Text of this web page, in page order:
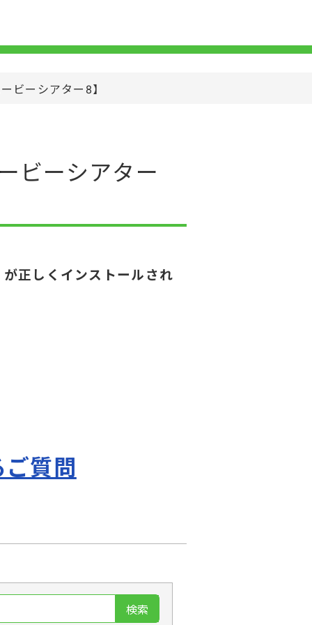
ビーシアター8】
ビーシアター
正しくインストールされ
質問
検索